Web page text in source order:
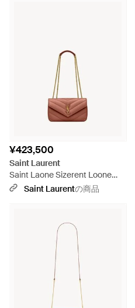
¥423,500
Saint Laurent
Saint Laone Sizerent Loone
Sizeloone Size スモール（マテ
Saint Laurentの商品